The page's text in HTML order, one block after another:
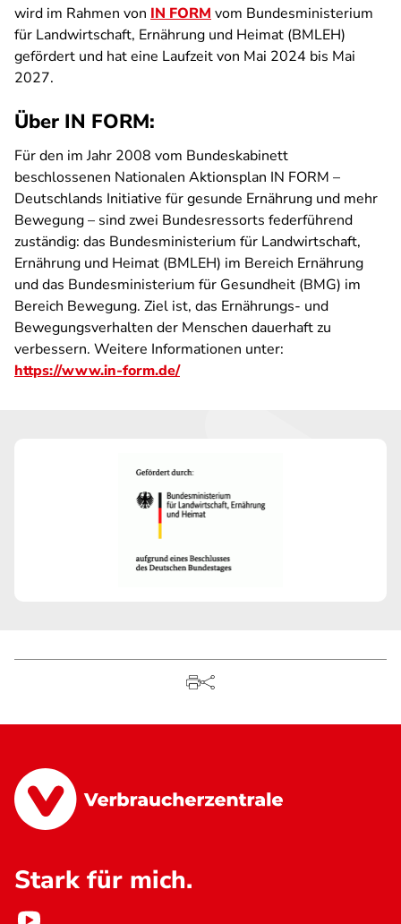
wird im Rahmen von IN FORM vom Bundesministerium
für Landwirtschaft, Ernährung und Heimat (BMLEH)
gefördert und hat eine Laufzeit von Mai 2024 bis Mai
2027.
Über IN FORM:
Für den im Jahr 2008 vom Bundeskabinett
beschlossenen Nationalen Aktionsplan IN FORM –
Deutschlands Initiative für gesunde Ernährung und mehr
Bewegung – sind zwei Bundesressorts federführend
zuständig: das Bundesministerium für Landwirtschaft,
Ernährung und Heimat (BMLEH) im Bereich Ernährung
und das Bundesministerium für Gesundheit (BMG) im
Bereich Bewegung. Ziel ist, das Ernährungs- und
Bewegungsverhalten der Menschen dauerhaft zu
verbessern. Weitere Informationen unter:
https://www.in-form.de/
Stark für mich.